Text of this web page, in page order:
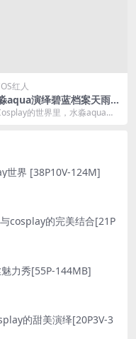
红人
aqua演绎碧蓝档案天雨亚
服 [146P-320M]
的世界里，水淼aqua以
世界 [38P10V-124M]
cosplay的完美结合[21P
力秀[55P-144MB]
的甜美演绎[20P3V-3